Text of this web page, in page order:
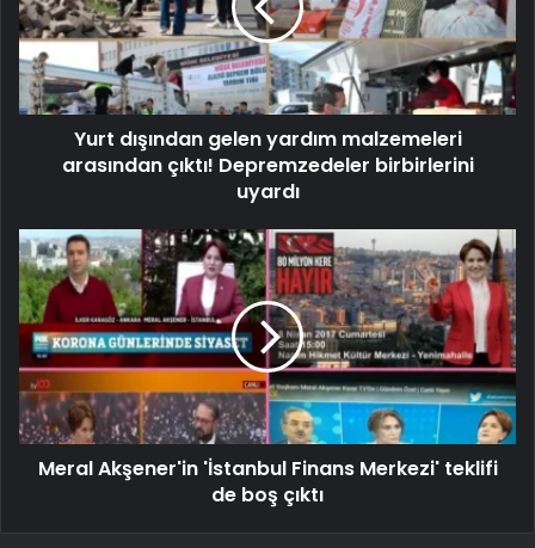
Yurt dışından gelen yardım malzemeleri
arasından çıktı! Depremzedeler birbirlerini
uyardı
Meral Akşener'in 'İstanbul Finans Merkezi' teklifi
de boş çıktı